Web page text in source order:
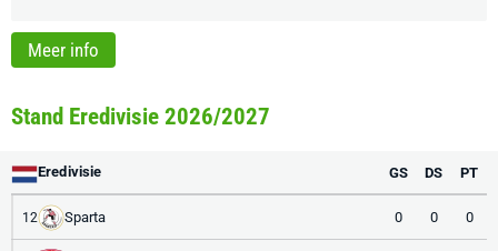
Meer info
Stand Eredivisie 2026/2027
Eredivisie GS DS PT
12 Sparta 0 0 0